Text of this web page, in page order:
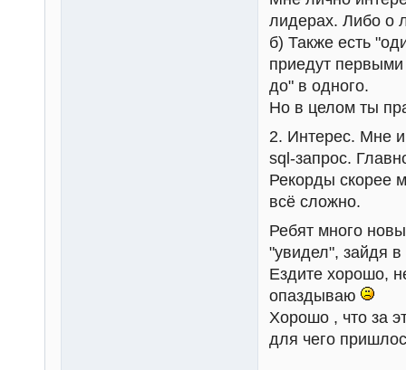
лидерах. Либо о
б) Также есть
приедут
до" в одного.
Но в целом ты
2. Интерес. Мне
sql-запрос.
Рекорды скорее
всё сложно.
Ребят много
"увидел", зайдя в
Ездите хорошо,
опаздываю
Хорошо , что за
для чего